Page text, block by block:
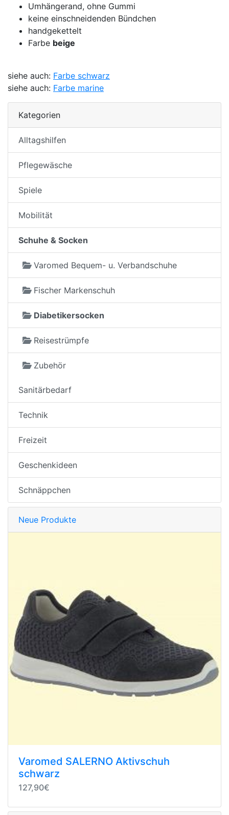
Umhängerand, ohne Gummi
keine einschneidenden Bündchen
handgekettelt
Farbe beige
siehe auch: Farbe schwarz
siehe auch: Farbe marine
Kategorien
Alltagshilfen
Pflegewäsche
Spiele
Mobilität
Schuhe & Socken
Varomed Bequem- u. Verbandschuhe
Fischer Markenschuh
Diabetikersocken
Reisestrümpfe
Zubehör
Sanitärbedarf
Technik
Freizeit
Geschenkideen
Schnäppchen
Neue Produkte
Varomed SALERNO Aktivschuh
schwarz
127,90€